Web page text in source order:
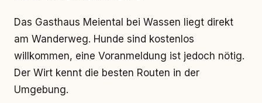
Das Gasthaus Meiental bei Wassen liegt direkt
am Wanderweg. Hunde sind kostenlos
willkommen, eine Voranmeldung ist jedoch nötig.
Der Wirt kennt die besten Routen in der
Umgebung.